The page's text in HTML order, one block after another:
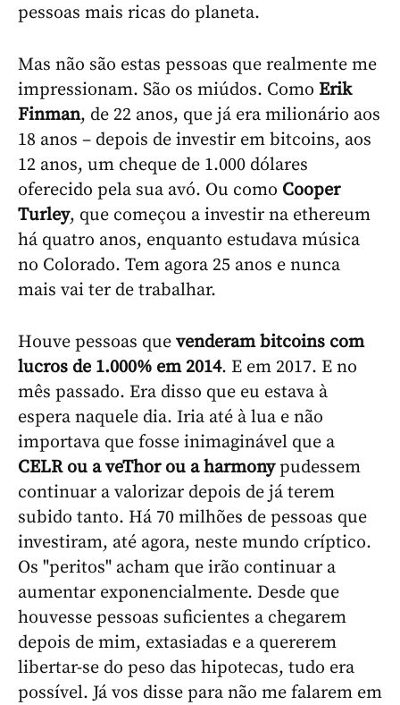
pessoas mais ricas do planeta.
Mas não são estas pessoas que realmente me
impressionam. São os miúdos. Como Erik
Finman, de 22 anos, que já era milionário aos
18 anos – depois de investir em bitcoins, aos
12 anos, um cheque de 1.000 dólares
oferecido pela sua avó. Ou como Cooper
Turley, que começou a investir na ethereum
há quatro anos, enquanto estudava música
no Colorado. Tem agora 25 anos e nunca
mais vai ter de trabalhar.
Houve pessoas que venderam bitcoins com
lucros de 1.000% em 2014. E em 2017. E no
mês passado. Era disso que eu estava à
espera naquele dia. Iria até à lua e não
importava que fosse inimaginável que a
CELR ou a veThor ou a harmonypudessem
continuar a valorizar depois de já terem
subido tanto. Há 70 milhões de pessoas que
investiram, até agora, neste mundo críptico.
Os "peritos" acham que irão continuar a
aumentar exponencialmente. Desde que
houvesse pessoas suficientes a chegarem
depois de mim, extasiadas e a quererem
libertar-se do peso das hipotecas, tudo era
possível. Já vos disse para não me falarem em